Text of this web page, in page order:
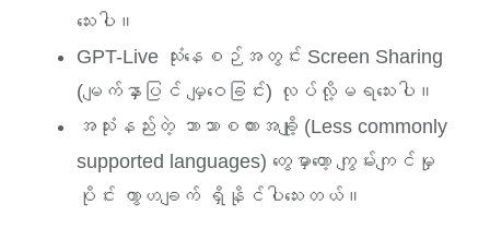
သေးပါ။
GPT-Live သုံးနေစဉ်အတွင်း Screen Sharing
(မျက်နှာပြင် မျှဝေခြင်း) လုပ်လို့မရသေးပါ။
အသုံးနည်းတဲ့ ဘာသာစကားအချို့ (Less commonly
supported languages) တွေမှာတော့ ကျွမ်းကျင်မှု
ပိုင်း ကွာဟချက် ရှိနိုင်ပါသေးတယ်။